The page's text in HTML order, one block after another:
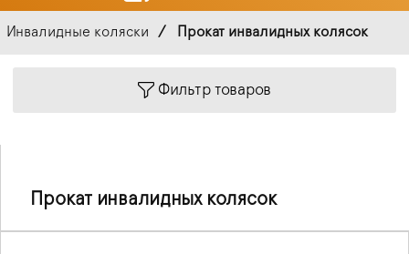
Инвалидные коляски Прокат инвалидных колясок
Фильтр товаров
Прокат инвалидных колясок